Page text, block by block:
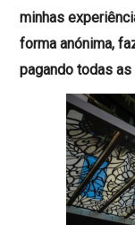
minhas
forma anónima,
pagando todas